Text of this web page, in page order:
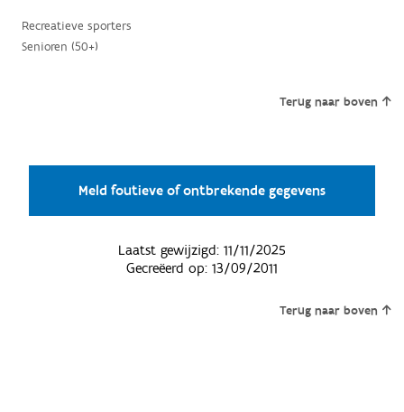
Recreatieve sporters
Senioren (50+)
Terug naar boven
Meld foutieve of ontbrekende gegevens
Laatst gewijzigd: 11/11/2025
Gecreëerd op: 13/09/2011
Terug naar boven